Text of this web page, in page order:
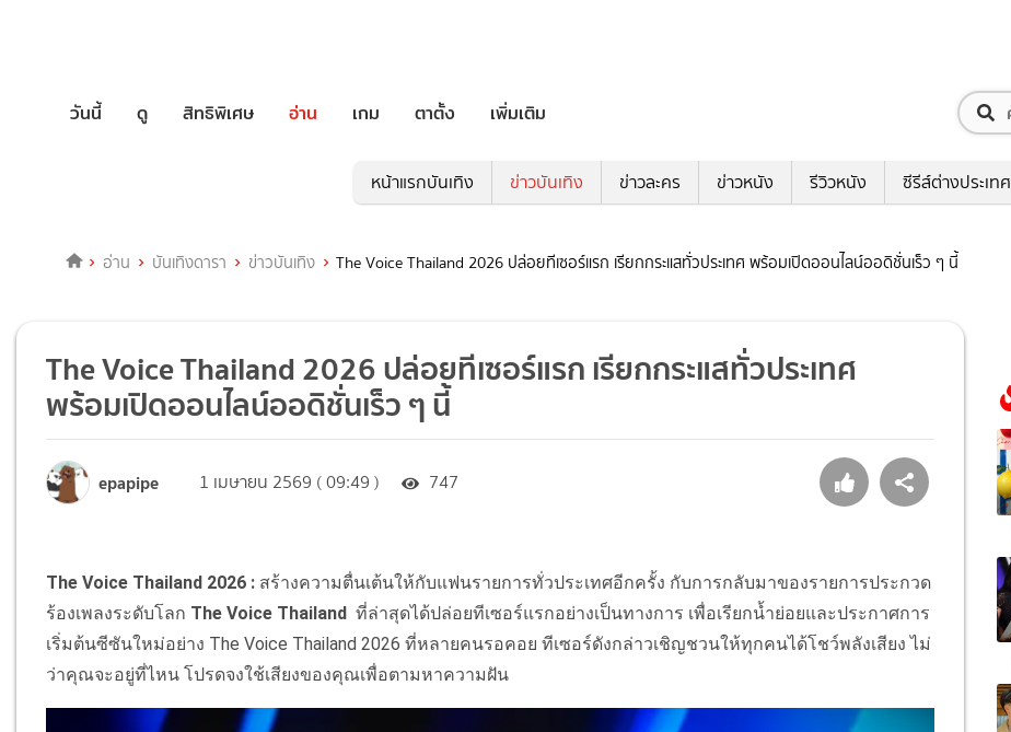
วันนี้ ดู สิทธิพิเศษ อ่าน เกม ตาตั้ง เพิ่มเติม
หน้าแรกบันเทิง ข่าวบันเทิง ข่าวละคร ข่าวหนัง รีวิวหนัง ซีรีส์ต่างประเทศ
อ่าน บันเทิงดารา ข่าวบันเทิง The Voice Thailand 2026 ปล่อยทีเซอร์แรก เรียกกระแสทั่วประเทศ พร้อมเปิดออนไลน์ออดิชั่นเร็ว ๆ นี้
The Voice Thailand 2026 ปล่อยทีเซอร์แรก เรียกกระแสทั่วประเทศ
พร้อมเปิดออนไลน์ออดิชั่นเร็ว ๆ นี้
epapipe 1 เมษายน 2569 ( 09:49 ) 747
The Voice Thailand 2026 : สร้างความตื่นเต้นให้กับแฟนรายการทั่วประเทศอีกครั้ง กับการกลับมาของรายการประกวด
ร้องเพลงระดับโลก The Voice Thailand ที่ล่าสุดได้ปล่อยทีเซอร์แรกอย่างเป็นทางการ เพื่อเรียกน้ำย่อยและประกาศการ
เริ่มต้นซีซันใหม่อย่าง The Voice Thailand 2026 ที่หลายคนรอคอย ทีเซอร์ดังกล่าวเชิญชวนให้ทุกคนได้โชว์พลังเสียง ไม่
ว่าคุณจะอยู่ที่ไหน โปรดจงใช้เสียงของคุณเพื่อตามหาความฝัน